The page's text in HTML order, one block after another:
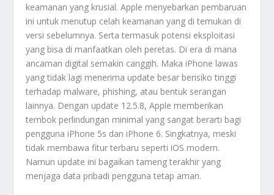
keamanan yang krusial. Apple menyebarkan pembaruan
ini untuk menutup celah keamanan yang di temukan di
versi sebelumnya. Serta termasuk potensi eksploitasi
yang bisa di manfaatkan oleh peretas. Di era di mana
ancaman digital semakin canggih. Maka iPhone lawas
yang tidak lagi menerima update besar berisiko tinggi
terhadap malware, phishing, atau bentuk serangan
lainnya. Dengan update 12.5.8, Apple memberikan
tembok perlindungan minimal yang sangat berarti bagi
pengguna iPhone 5s dan iPhone 6. Singkatnya, meski
tidak membawa fitur terbaru seperti iOS modern.
Namun update ini bagaikan tameng terakhir yang
menjaga data pribadi pengguna tetap aman.